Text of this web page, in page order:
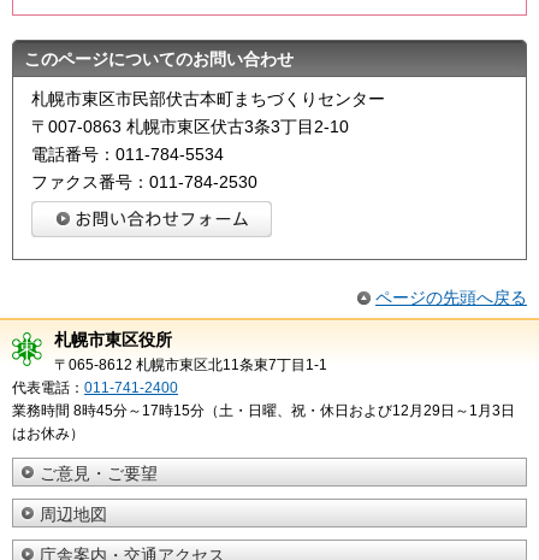
このページについてのお問い合わせ
札幌市東区市民部伏古本町まちづくりセンター
〒007-0863 札幌市東区伏古3条3丁目2-10
電話番号：011-784-5534
ファクス番号：011-784-2530
ページの先頭へ戻る
札幌市東区役所
〒065-8612 札幌市東区北11条東7丁目1-1
代表電話： 011-741-2400
業務時間 8時45分～17時15分（土・日曜、祝・休日および12月29日～1月3日
はお休み）
ご意見・ご要望
周辺地図
庁舎案内・交通アクセス